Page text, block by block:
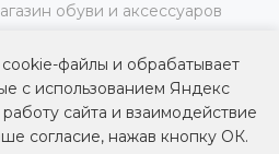
обуви и аксессуаров
файлы и обрабатывает
с использованием Яндекс
сайта и взаимодействие
согласие, нажав кнопку ОК.